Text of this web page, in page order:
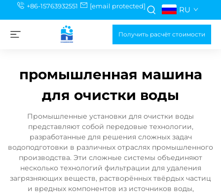
+86-15763932551 [email protected] RU
Получить расчёт стоимости
промышленная машина
для очистки воды
Промышленные установки для очистки воды
представляют собой передовые технологии,
разработанные для решения сложных задач
водоподготовки в различных отраслях промышленного
производства. Эти сложные системы объединяют
несколько технологий фильтрации для удаления
загрязняющих веществ, растворённых твёрдых частиц
и вредных компонентов из источников воды,